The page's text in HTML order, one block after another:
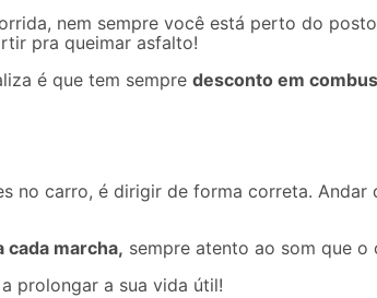
nem sempre você está perto do
pra queimar asfalto!
é que tem sempre desconto em
no carro, é dirigir de forma correta. Andar
marcha, sempre atento ao som que
prolongar a sua vida útil!